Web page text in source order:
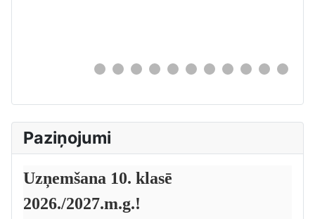
Paziņojumi
Uzņemšana 10. klasē
2026./2027.m.g.!